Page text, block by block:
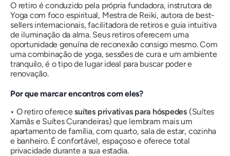
O retiro é conduzido pela própria fundadora, instrutora de
Yoga com foco espiritual, Mestra de Reiki, autora de best-
sellers internacionais, facilitadora de retiros e guia intuitiva
de iluminação da alma. Seus retiros oferecem uma
oportunidade genuína de reconexão consigo mesmo. Com
uma combinação de yoga, sessões de cura e um ambiente
tranquilo, é o tipo de lugar ideal para buscar poder e
renovação.
Por que marcar encontros com eles?
• O retiro oferecesuítes privativas para hóspedes (Suítes
Xamãs e Suítes Curandeiras) que lembram mais um
apartamento de família, com quarto, sala de estar, cozinha
e banheiro. É confortável, espaçoso e oferece total
privacidade durante a sua estadia.